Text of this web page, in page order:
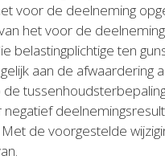
voor de deelneming
het voor de
belastingplichtige ten
aan de afwaardering
de voorgestelde